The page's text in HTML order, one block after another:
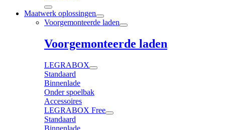
Maatwerk oplossingen
Voorgemonteerde laden
Voorgemonteerde laden
LEGRABOX
Standaard
Binnenlade
Onder spoelbak
Accessoires
LEGRABOX Free
Standaard
Binnenlade